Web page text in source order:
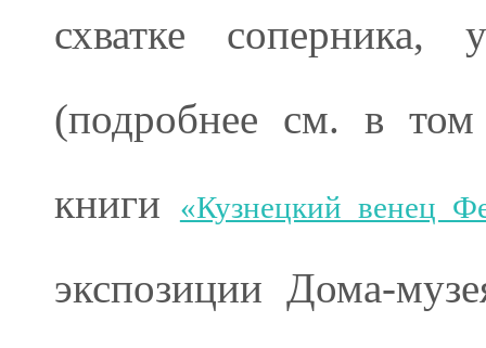
схватке соперника,
(подробнее см. в
книги
«Кузнецкий венец
экспозиции Дома-